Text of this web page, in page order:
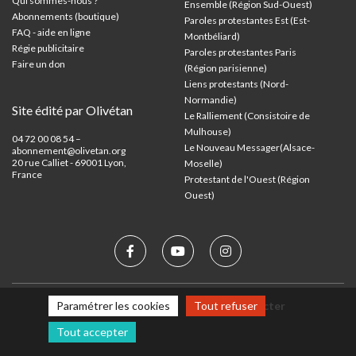
Abonnements (boutique)
FAQ - aide en ligne
Régie publicitaire
Faire un don
Site édité par Olivétan
04 72 00 08 54 –
abonnement@olivetan.org
20 rue Calliet - 69001 Lyon,
France
Ensemble (Région Sud-Ouest)
Paroles protestantes Est (Est-
Montbéliard)
Paroles protestantes Paris
(Région parisienne)
Liens protestants (Nord-
Normandie)
Le Ralliement (Consistoire de
Mulhouse)
Le Nouveau Messager(Alsace-
Moselle)
Protestant de l'Ouest (Région
Ouest)
Mentions légales Nous contacter
Paramétrer les cookies
Tout refuser
Tout accepter